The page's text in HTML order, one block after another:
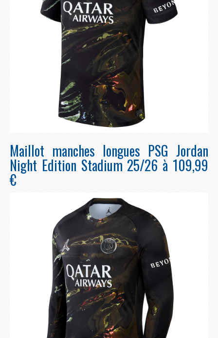
Maillot manches longues PSG Jordan
Night Edition Stadium 25/26 à 109,99
€